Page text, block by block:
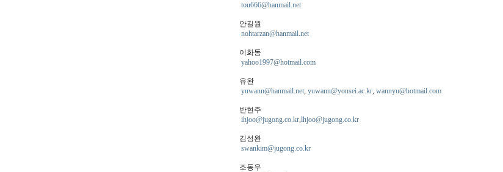
tou666@hanmail.net
안길원
nohtarzan@hanmail.net
이화동
yahoo1997@hotmail.com
유완
yuwann@hanmail.net, yuwann@yonsei.ac.kr, wannyu@hotmail.com
반현주
ihjoo@jugong.co.kr,lhjoo@jugong.co.kr
김성완
swankim@jugong.co.kr
조동우